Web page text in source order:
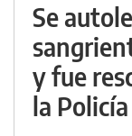
Se
y fue
la Policía